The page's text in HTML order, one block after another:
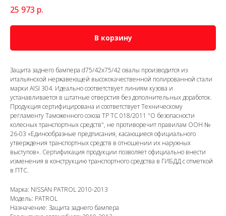
25 973 р.
В корзину
Защита заднего бампера d75/42х75/42 овалы производится из
итальянской нержавеющей высококачественной полированной стали
марки AISI 304. Идеально соответствует линиям кузова и
устанавливается в штатные отверстия без дополнительных доработок.
Продукция сертифицирована и соответствует Техническому
регламенту Таможенного союза ТР ТС 018/2011 "О безопасности
колесных транспортных средств", не противоречит правилам ООН №
26-03 «Единообразные предписания, касающиеся официального
утверждения транспортных средств в отношении их наружных
выступов». Сертификация продукции позволяет официально внести
изменения в конструкцию транспортного средства в ГИБДД с отметкой
в ПТС.
Марка: NISSAN PATROL 2010-2013
Модель: PATROL
Назначение: Защита заднего бампера